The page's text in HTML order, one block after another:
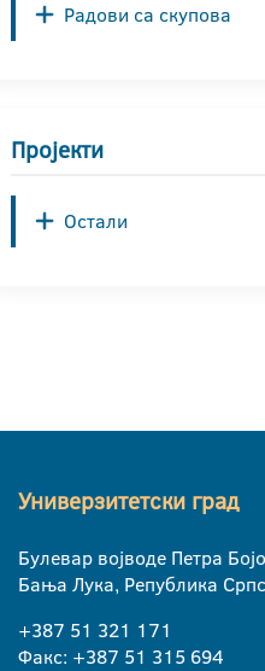
Радови са скупова
Пројекти
Остали
Универзитетски град
Булевар војводе Петра
Бања Лука, Република
+387 51 321 171
Факс: +387 51 315 694